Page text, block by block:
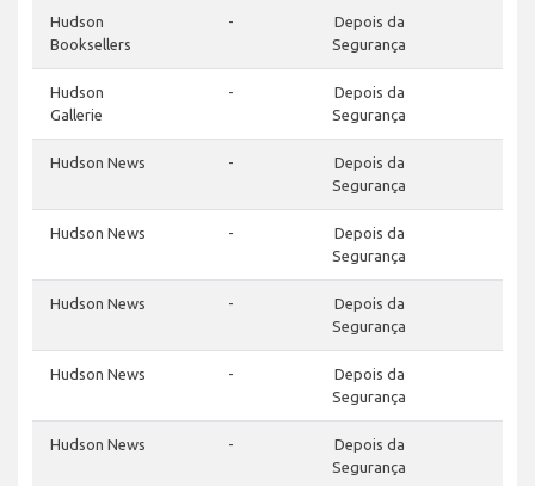
Hudson
Booksellers
-
Depois da
Segurança
Hudson
Gallerie
-
Depois da
Segurança
Hudson News -
Depois da
Segurança
Hudson News -
Depois da
Segurança
Hudson News -
Depois da
Segurança
Hudson News -
Depois da
Segurança
Hudson News -
Depois da
Segurança